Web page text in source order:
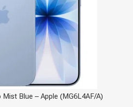
Mist Blue – Apple (MG6L4AF/A)